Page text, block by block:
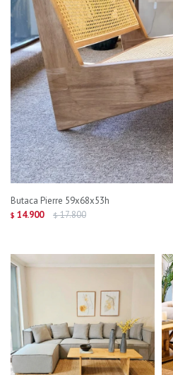
Butaca Pierre 59x68x53h
$ 14.900 $ 17.800